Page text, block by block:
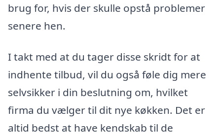
brug for, hvis der skulle opstå problemer
senere hen.
I takt med at du tager disse skridt for at
indhente tilbud, vil du også føle dig mere
selvsikker i din beslutning om, hvilket
firma du vælger til dit nye køkken. Det er
altid bedst at have kendskab til de